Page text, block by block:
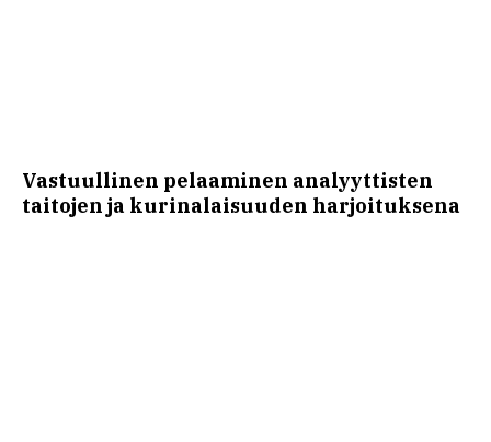
Vastuullinen pelaaminen analyyttisten
taitojen ja kurinalaisuuden harjoituksena